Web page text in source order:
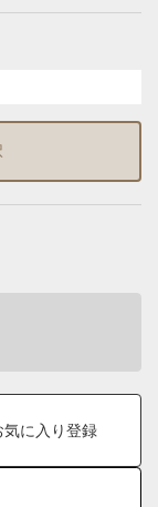
気に入り登録